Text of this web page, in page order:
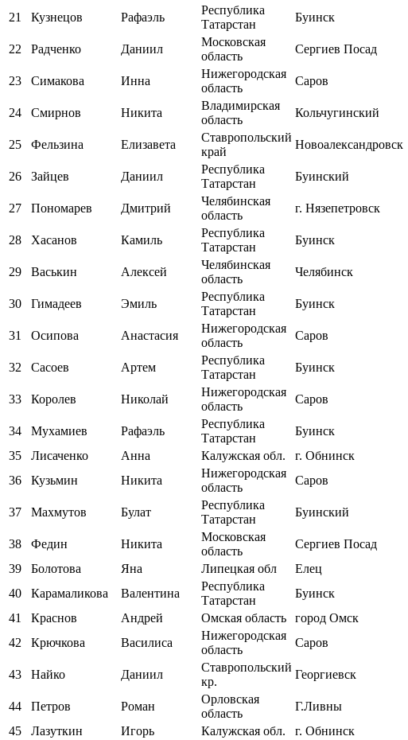
21 Кузнецов Рафаэль
Республика
Татарстан
Буинск
22 Радченко Даниил
Московская
область
Сергиев Посад
23 Симакова Инна
Нижегородская
область
Саров
24 Смирнов Никита
Владимирская
область
Кольчугинский
25 Фельзина Елизавета
Ставропольский
край
Новоалександровск
26 Зайцев Даниил
Республика
Татарстан
Буинский
27 Пономарев Дмитрий
Челябинская
область
г. Нязепетровск
28 Хасанов Камиль
Республика
Татарстан
Буинск
29 Васькин Алексей
Челябинская
область
Челябинск
30 Гимадеев Эмиль
Республика
Татарстан
Буинск
31 Осипова Анастасия
Нижегородская
область
Саров
32 Сасоев Артем
Республика
Татарстан
Буинск
33 Королев Николай
Нижегородская
область
Саров
34 Мухамиев Рафаэль
Республика
Татарстан
Буинск
35
Лисаченко Анна Калужская обл. г. Обнинск
36
Кузьмин Никита
Нижегородская
область
Саров
37 Махмутов Булат
Республика
Татарстан
Буинский
38 Федин Никита
Московская
область
Сергиев Посад
39
Болотова Яна Липецкая обл Елец
40
Карамаликова Валентина
Республика
Татарстан
Буинск
41
Краснов Андрей Омская область город Омск
42
Крючкова Василиса
Нижегородская
область
Саров
43 Найко Даниил
Ставропольский
кр.
Георгиевск
44 Петров Роман
Орловская
область
Г.Ливны
45
Лазуткин Игорь Калужская обл. г. Обнинск